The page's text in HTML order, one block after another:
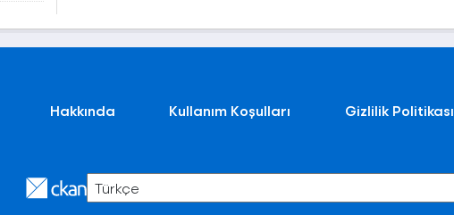
Hakkında Kullanım Koşulları Gizlilik Politikası